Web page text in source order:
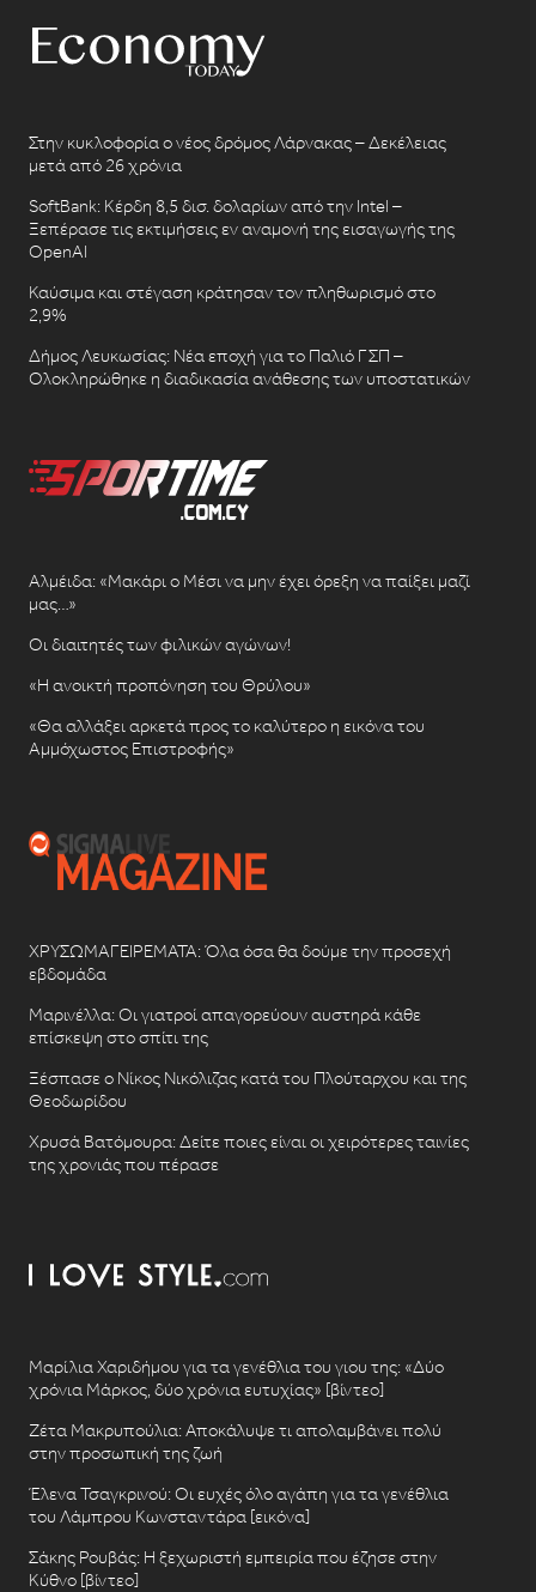
Στην κυκλοφορία ο νέος δρόμος Λάρνακας – Δεκέλειας
μετά από 26 χρόνια
SoftBank: Κέρδη 8,5 δισ. δολαρίων από την Intel –
Ξεπέρασε τις εκτιμήσεις εν αναμονή της εισαγωγής της
OpenAI
Καύσιμα και στέγαση κράτησαν τον πληθωρισμό στο
2,9%
Δήμος Λευκωσίας: Νέα εποχή για το Παλιό ΓΣΠ –
Ολοκληρώθηκε η διαδικασία ανάθεσης των υποστατικών
Αλμέιδα: «Μακάρι ο Μέσι να μην έχει όρεξη να παίξει μαζί
μας…»
Οι διαιτητές των φιλικών αγώνων!
«Η ανοικτή προπόνηση του Θρύλου»
«Θα αλλάξει αρκετά προς το καλύτερο η εικόνα του
Αμμόχωστος Επιστροφής»
ΧΡΥΣΩΜΑΓΕΙΡΕΜΑΤΑ: Όλα όσα θα δούμε την προσεχή
εβδομάδα
Μαρινέλλα: Οι γιατροί απαγορεύουν αυστηρά κάθε
επίσκεψη στο σπίτι της
Ξέσπασε ο Νίκος Νικόλιζας κατά του Πλούταρχου και της
Θεοδωρίδου
Χρυσά Βατόμουρα: Δείτε ποιες είναι οι χειρότερες ταινίες
της χρονιάς που πέρασε
Μαρίλια Χαριδήμου για τα γενέθλια του γιου της: «Δύο
χρόνια Μάρκος, δύο χρόνια ευτυχίας» [βίντεο]
Ζέτα Μακρυπούλια: Αποκάλυψε τι απολαμβάνει πολύ
στην προσωπική της ζωή
Έλενα Τσαγκρινού: Οι ευχές όλο αγάπη για τα γενέθλια
του Λάμπρου Κωνσταντάρα [εικόνα]
Σάκης Ρουβάς: Η ξεχωριστή εμπειρία που έζησε στην
Κύθνο [βίντεο]